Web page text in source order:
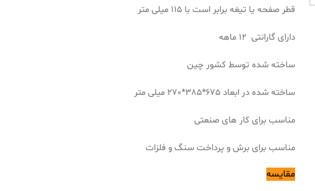
قطر صفحه یا تیغه برابر است با 115 میلی متر
دارای گارانتی 12 ماهه
ساخته شده توسط کشور چین
ساخته شده در ابعاد 675*385*270 میلی متر
مناسب برای کار های صنعتی
مناسب برای برش و پرداخت سنگ و فلزات
مقایسه